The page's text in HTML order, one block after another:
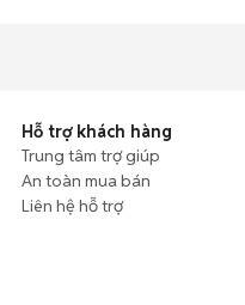
Hỗ trợ khách hàng
Trung tâm trợ giúp
An toàn mua bán
Liên hệ hỗ trợ